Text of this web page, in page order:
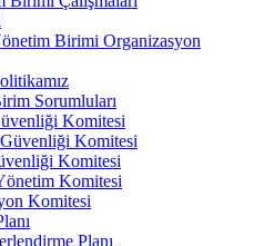
Birimi Organizasyon
Sorumluları
Komitesi
Güvenliği Komitesi
Komitesi
Komitesi
Komitesi
Planı